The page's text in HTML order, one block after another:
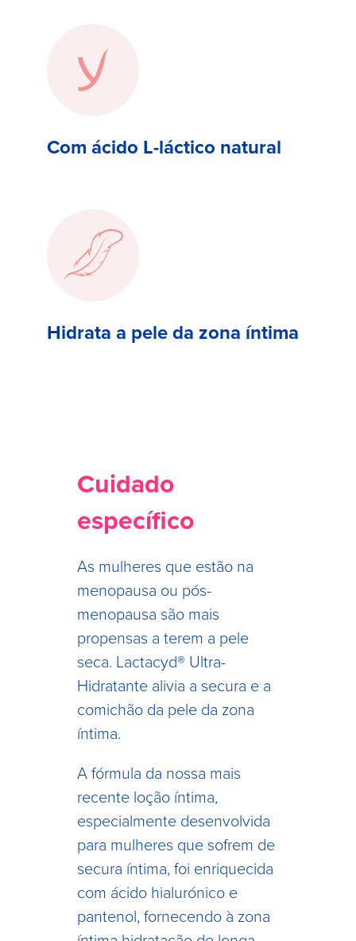
Com ácido L-láctico natural
Hidrata a pele da zona íntima
Cuidado
específico
As mulheres que estão na
menopausa ou pós-
menopausa são mais
propensas a terem a pele
seca. Lactacyd® Ultra-
Hidratante alivia a secura e a
comichão da pele da zona
íntima.
A fórmula da nossa mais
recente loção íntima,
especialmente desenvolvida
para mulheres que sofrem de
secura íntima, foi enriquecida
com ácido hialurónico e
pantenol, fornecendo à zona